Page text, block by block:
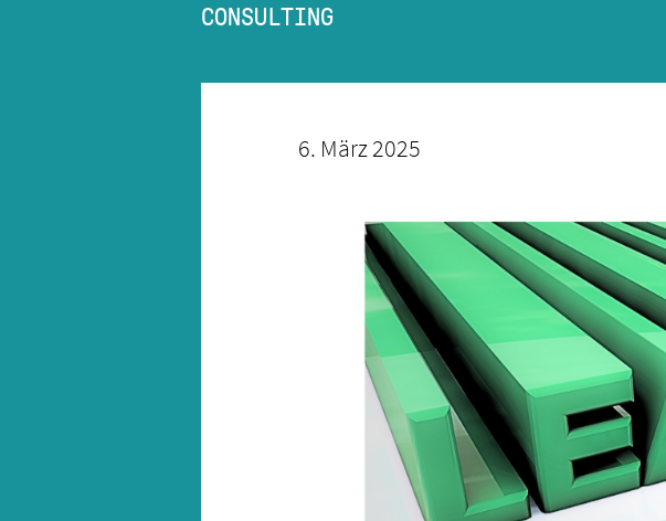
CONSULTING
6. März 2025